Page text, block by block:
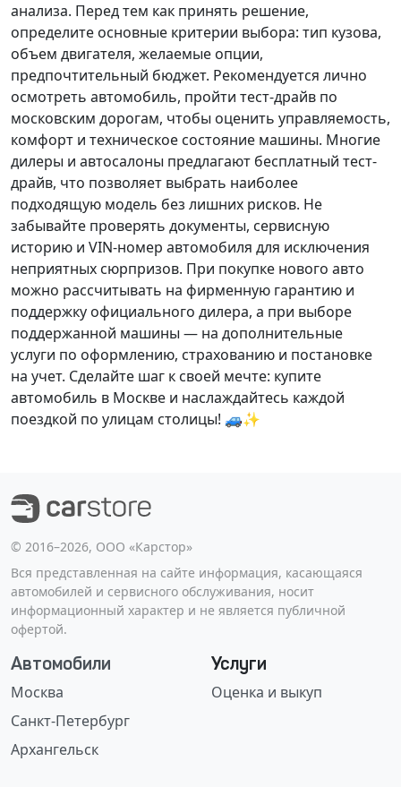
анализа. Перед тем как принять решение,
определите основные критерии выбора: тип кузова,
объем двигателя, желаемые опции,
предпочтительный бюджет. Рекомендуется лично
осмотреть автомобиль, пройти тест-драйв по
московским дорогам, чтобы оценить управляемость,
комфорт и техническое состояние машины. Многие
дилеры и автосалоны предлагают бесплатный тест-
драйв, что позволяет выбрать наиболее
подходящую модель без лишних рисков. Не
забывайте проверять документы, сервисную
историю и VIN-номер автомобиля для исключения
неприятных сюрпризов. При покупке нового авто
можно рассчитывать на фирменную гарантию и
поддержку официального дилера, а при выборе
поддержанной машины — на дополнительные
услуги по оформлению, страхованию и постановке
на учет. Сделайте шаг к своей мечте: купите
автомобиль в Москве и наслаждайтесь каждой
поездкой по улицам столицы! 🚙✨
©️ 2016–2026, ООО «Карстор»
Вся представленная на сайте информация, касающаяся
автомобилей и сервисного обслуживания, носит
информационный характер и не является публичной
офертой.
Автомобили
Москва
Санкт-Петербург
Архангельск
Услуги
Оценка и выкуп